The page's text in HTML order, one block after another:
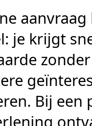
je krijgt
Bij een